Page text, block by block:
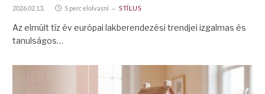
2026.02.13. 5 perc elolvasni STÍLUS
Az elmúlt tíz év európai lakberendezési trendjei izgalmas és
tanulságos…